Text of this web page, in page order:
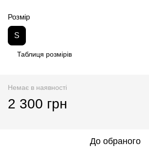
Розмір
S
Таблиця розмірів
Немає в наявності
2 300 грн
До обраного